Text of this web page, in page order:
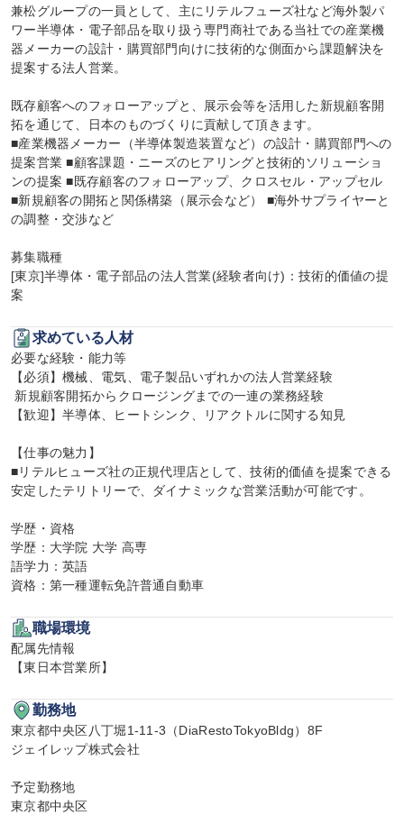
兼松グループの一員として、主にリテルフューズ社など海外製パ
ワー半導体・電子部品を取り扱う専門商社である当社での産業機
器メーカーの設計・購買部門向けに技術的な側面から課題解決を
提案する法人営業。
既存顧客へのフォローアップと、展示会等を活用した新規顧客開
拓を通じて、日本のものづくりに貢献して頂きます。
■産業機器メーカー（半導体製造装置など）の設計・購買部門への
提案営業 ■顧客課題・ニーズのヒアリングと技術的ソリューショ
ンの提案 ■既存顧客のフォローアップ、クロスセル・アップセル
■新規顧客の開拓と関係構築（展示会など） ■海外サプライヤーと
の調整・交渉など
募集職種
[東京]半導体・電子部品の法人営業(経験者向け)：技術的価値の提
案
求めている人材
必要な経験・能力等
【必須】機械、電気、電子製品いずれかの法人営業経験
【歓迎】半導体、ヒートシンク、リアクトルに関する知見
【仕事の魅力】
■リテルヒューズ社の正規代理店として、技術的価値を提案できる
安定したテリトリーで、ダイナミックな営業活動が可能です。
学歴・資格
学歴：大学院 大学 高専
語学力：英語
資格：第一種運転免許普通自動車
職場環境
配属先情報
【東日本営業所】
勤務地
東京都中央区八丁堀1-11-3（DiaRestoTokyoBldg）8F
ジェイレップ株式会社
予定勤務地
東京都中央区